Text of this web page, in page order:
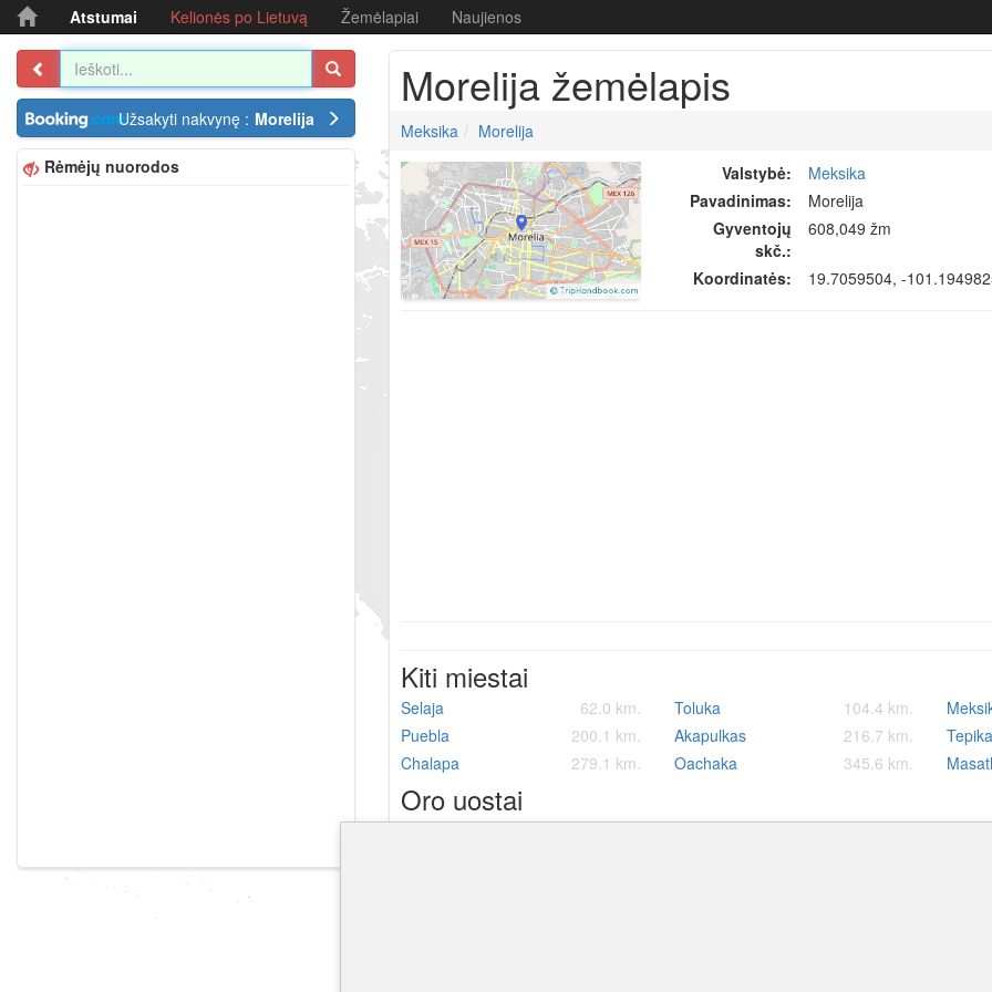
Atstumai Kelionės po Lietuvą Žemėlapiai Naujienos
Užsakyti nakvynę : Morelija
Rėmėjų nuorodos
Morelija žemėlapis
Meksika
Morelija
Valstybė:
Meksika
Pavadinimas:
Morelija
Gyventojų
skč.:
608,049 žm
Koordinatės: 19.7059504, -
Kiti miestai
Selaja 62.0 km. Toluka 104.4 km.
Puebla
200.1 km. Akapulkas 216.7 km.
Chalapa
279.1 km. Oachaka 345.6 km.
Oro uostai
Mc Allen Miller tarptautinis oro uostas Brownsville South Padre Island tarptautinis